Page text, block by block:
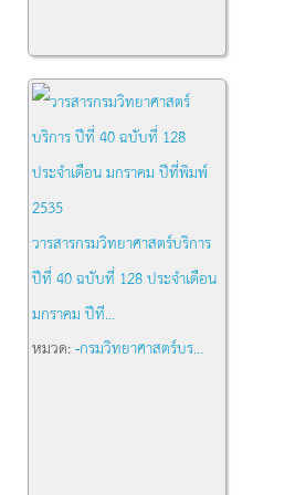
วารสารกรมวิทยาศาสตร์บริการ
ปีที่ 40 ฉบับที่ 128 ประจำเดือน
มกราคม ปีที...
หมวด:-กรมวิทยาศาสตร์บร...